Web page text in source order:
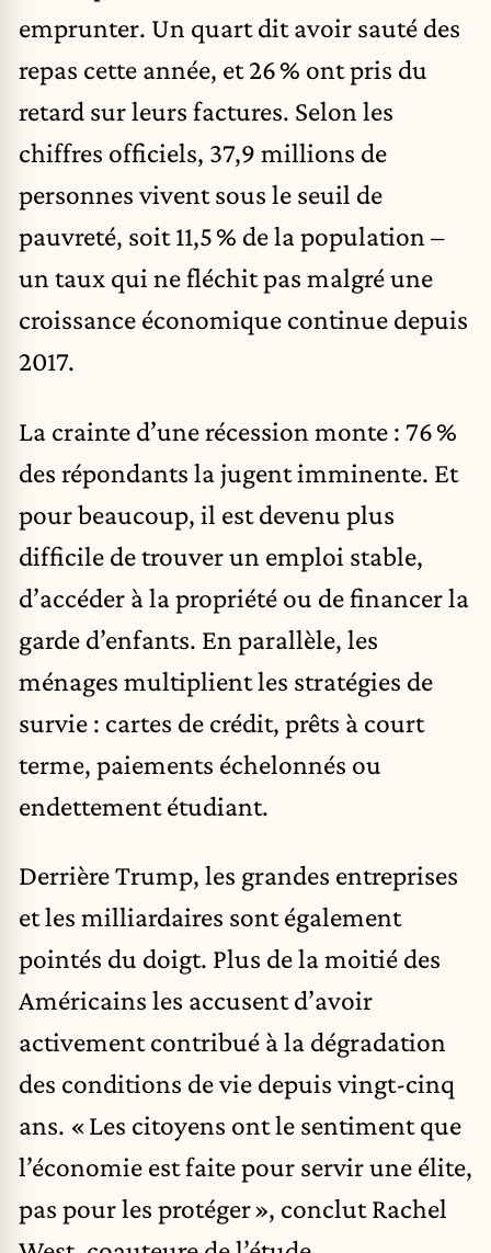
emprunter. Un quart dit avoir sauté des
repas cette année, et 26 % ont pris du
retard sur leurs factures. Selon les
chiffres officiels, 37,9 millions de
personnes vivent sous le seuil de
pauvreté, soit 11,5 % de la population –
un taux qui ne fléchit pas malgré une
croissance économique continue depuis
2017.
La crainte d’une récession monte : 76 %
des répondants la jugent imminente. Et
pour beaucoup, il est devenu plus
difficile de trouver un emploi stable,
d’accéder à la propriété ou de financer la
garde d’enfants. En parallèle, les
ménages multiplient les stratégies de
survie : cartes de crédit, prêts à court
terme, paiements échelonnés ou
endettement étudiant.
Derrière Trump, les grandes entreprises
et les milliardaires sont également
pointés du doigt. Plus de la moitié des
Américains les accusent d’avoir
activement contribué à la dégradation
des conditions de vie depuis vingt-cinq
ans. « Les citoyens ont le sentiment que
l’économie est faite pour servir une élite,
pas pour les protéger », conclut Rachel